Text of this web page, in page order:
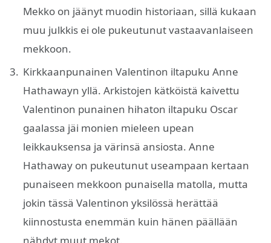
Mekko on jäänyt muodin historiaan, sillä kukaan
muu julkkis ei ole pukeutunut vastaavanlaiseen
mekkoon.
Kirkkaanpunainen Valentinon iltapuku Anne
Hathawayn yllä. Arkistojen kätköistä kaivettu
Valentinon punainen hihaton iltapuku Oscar
gaalassa jäi monien mieleen upean
leikkauksensa ja värinsä ansiosta. Anne
Hathaway on pukeutunut useampaan kertaan
punaiseen mekkoon punaisella matolla, mutta
jokin tässä Valentinon yksilössä herättää
kiinnostusta enemmän kuin hänen päällään